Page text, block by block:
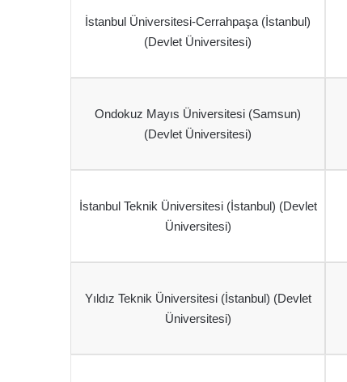
İstanbul Üniversitesi-Cerrahpaşa (İstanbul)
(Devlet Üniversitesi)
Ondokuz Mayıs Üniversitesi (Samsun)
(Devlet Üniversitesi)
İstanbul Teknik Üniversitesi (İstanbul) (Devlet
Üniversitesi)
Yıldız Teknik Üniversitesi (İstanbul) (Devlet
Üniversitesi)